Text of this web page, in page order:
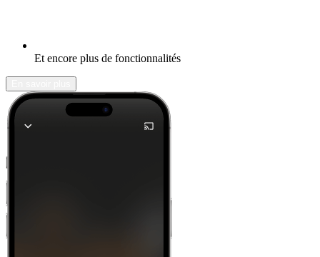
Et encore plus de fonctionnalités